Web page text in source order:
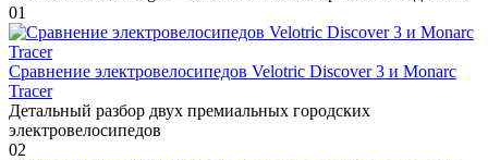
01
Сравнение электровелосипедов Velotric Discover 3 и Monarc
Tracer
Детальный разбор двух премиальных городских
электровелосипедов
02